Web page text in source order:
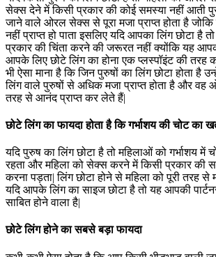
सेक्स देने में किसी प्रकार की कोई समस्या नहीं आती
जाने वाले ओरल सेक्स से पूरा मजा प्राप्त होता है
नहीं प्राप्त हो पाता इसलिए यदि आपका लिंग छोटा है
प्रकार की चिंता करने की जरूरत नहीं क्योंकि यह
आपके लिए छोटे लिंग का होना एक प्लस्पॉइंट की तरह
भी ऐसा माना है कि जिन पुरुषों का लिंग छोटा होता
लिंग वाले पुरुषों से अधिक मजा प्राप्त होता है और
तरह से आनंद प्राप्त कर लेते हैं|
छोटे लिंग का फायदा होता है कि गर्भाशय की चोट का
यदि पुरुष का लिंग छोटा है तो महिलाओं को गर्भाशय में
रहता और महिला को सेक्स करने में किसी प्रकार की
करना पड़ता| लिंग छोटा होने से महिला को पूरी तरह
यदि आपके लिंग का साइज छोटा है तो यह आपकी
साबित होने वाला है|
छोटे लिंग होने का सबसे बड़ा फायदा